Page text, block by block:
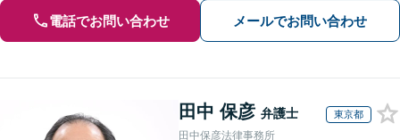
電話でお問い合わせ メールでお問い合わせ
田中 保彦 弁護士 東京都
田中保彦法律事務所